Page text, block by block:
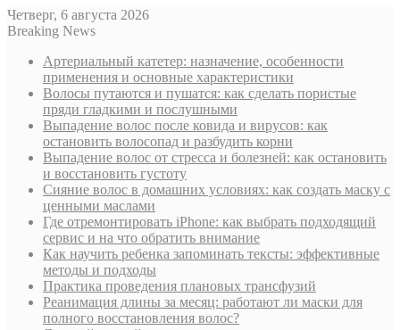
Четверг, 6 августа 2026
Breaking News
Артериальный катетер: назначение, особенности
применения и основные характеристики
Волосы путаются и пушатся: как сделать пористые
пряди гладкими и послушными
Выпадение волос после ковида и вирусов: как
остановить волосопад и разбудить корни
Выпадение волос от стресса и болезней: как остановить
и восстановить густоту
Сияние волос в домашних условиях: как создать маску с
ценными маслами
Где отремонтировать iPhone: как выбрать подходящий
сервис и на что обратить внимание
Как научить ребенка запоминать тексты: эффективные
методы и подходы
Практика проведения плановых трансфузий
Реанимация длины за месяц: работают ли маски для
полного восстановления волос?